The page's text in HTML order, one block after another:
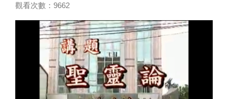
觀看次數：9662